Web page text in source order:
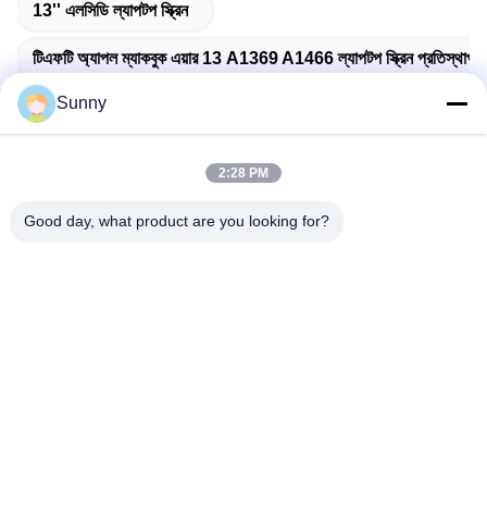
13'' এলসিডি ল্যাপটপ স্ক্রিন
টিএফটি অ্যাপল ম্যাকবুক এয়ার 13 A1369 A1466 ল্যাপটপ স্ক্রিন প্রতিস্থাপন
Sunny
2:28 PM
Good day, what product are you looking for?